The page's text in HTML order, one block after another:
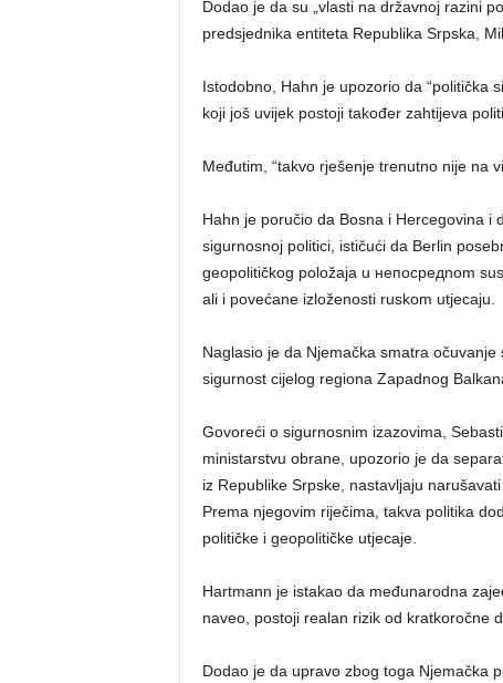
Dodao je da su „vlasti na državnoj razini
predsjednika entiteta Republika Srpska,
Istodobno, Hahn je upozorio da “politička
koji još uvijek postoji također zahtijeva
Međutim, “takvo rješenje trenutno nije na
Hahn je poručio da Bosna i Hercegovina i
sigurnosnoj politici, ističući da Berlin
geopolitičkog položaja u непосредnom
ali i povećane izloženosti ruskom utjecaju.
Naglasio je da Njemačka smatra
sigurnost cijelog regiona Zapadnog
Govoreći o sigurnosnim izazovima,
ministarstvu obrane, upozorio je da
iz Republike Srpske, nastavljaju
Prema njegovim riječima, takva politika
političke i geopolitičke utjecaje.
Hartmann je istakao da međunarodna
naveo, postoji realan rizik od kratkoročne
Dodao je da upravo zbog toga Njemačka